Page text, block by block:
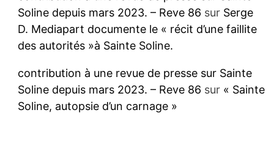
Soline depuis mars 2023. – Reve 86 sur Serge
D. Mediapart documente le « récit d’une faillite
des autorités »à Sainte Soline.
contribution à une revue de presse sur Sainte
Soline depuis mars 2023. – Reve 86 sur « Sainte
Soline, autopsie d’un carnage »